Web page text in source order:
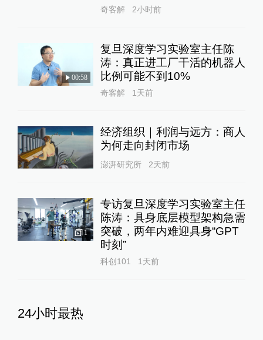
奇客解 2小时前
00:58
复旦深度学习实验室主任陈
涛：真正进工厂干活的机器人
比例可能不到10%
奇客解 1天前
经济组织｜利润与远方：商人
为何走向封闭市场
澎湃研究所 2天前
1
专访复旦深度学习实验室主任
陈涛：具身底层模型架构急需
突破，两年内难迎具身“GPT
时刻”
科创101 1天前
24小时最热